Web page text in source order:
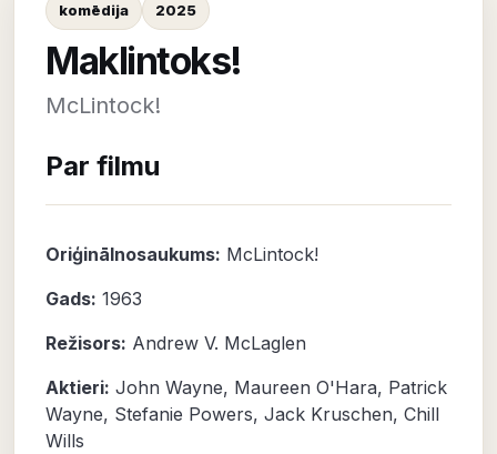
komēdija 2025
Maklintoks!
McLintock!
Par filmu
Oriģinālnosaukums: McLintock!
Gads: 1963
Režisors: Andrew V. McLaglen
Aktieri: John Wayne, Maureen O'Hara, Patrick
Wayne, Stefanie Powers, Jack Kruschen, Chill
Wills